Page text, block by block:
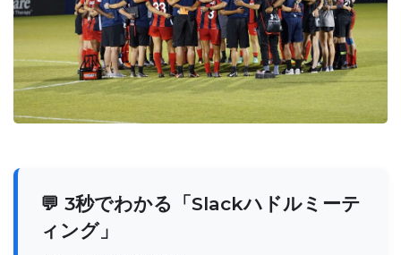
💬 3秒でわかる「Slackハドルミーテ
ィング」